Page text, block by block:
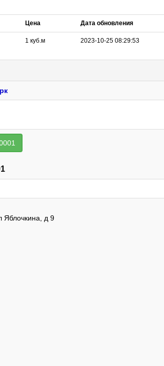
Цена Дата обновления
1 куб.м 2023-10-25 08:29:53
Яблочкина, д 9